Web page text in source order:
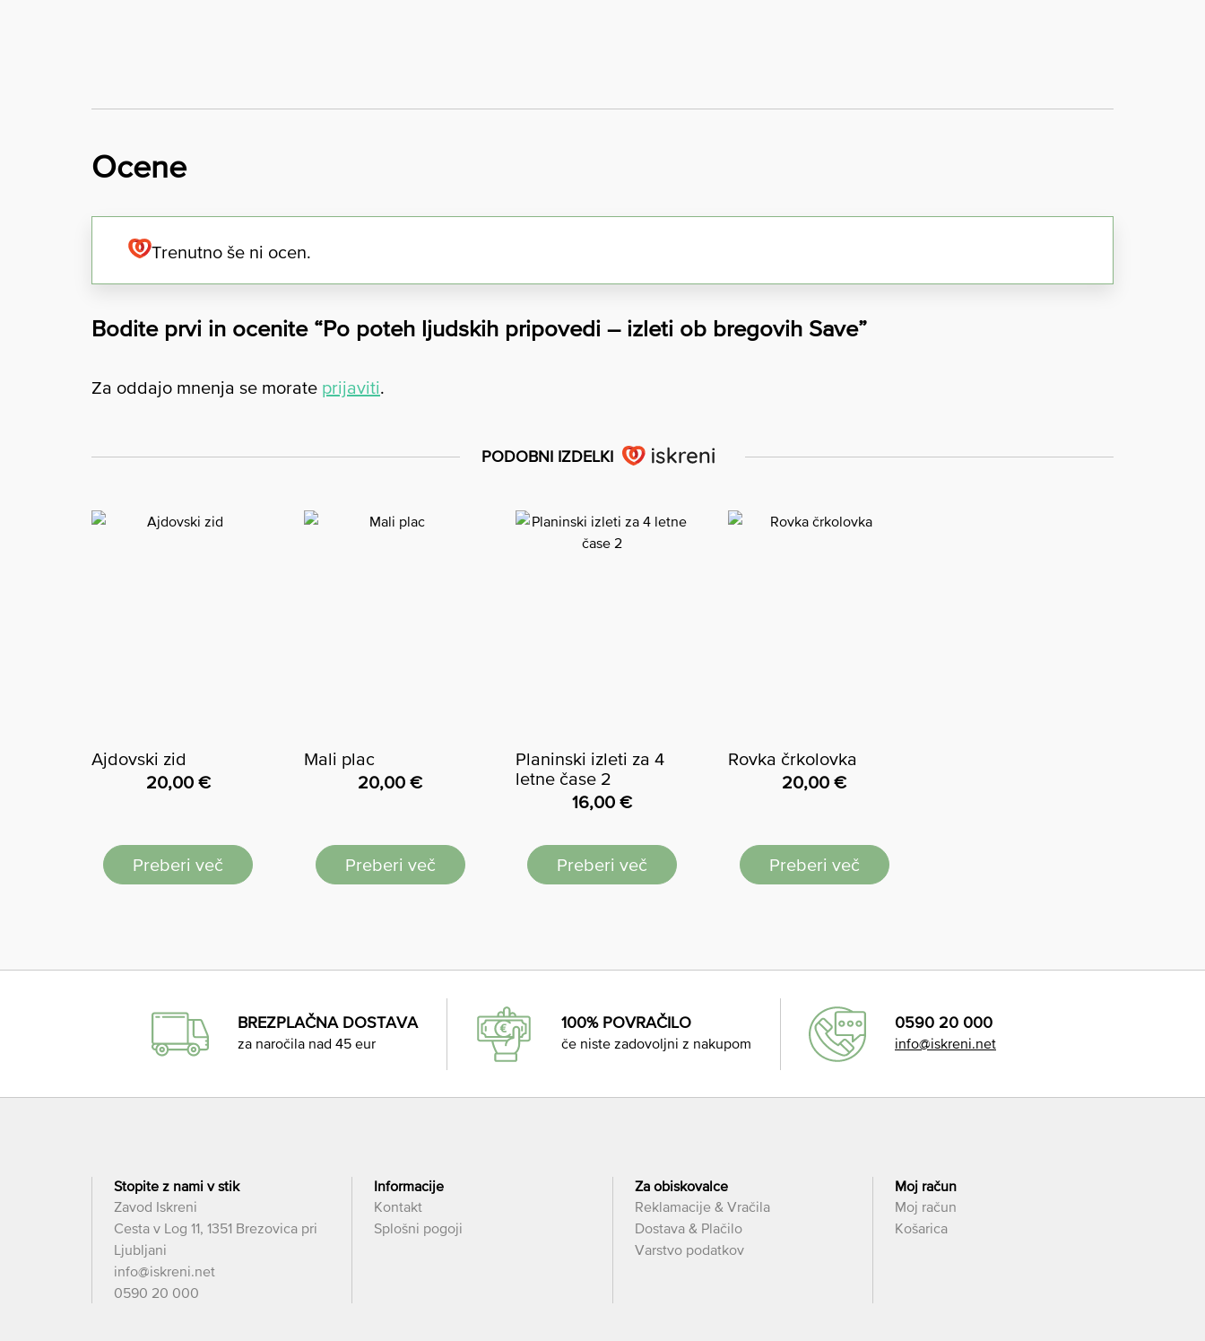
Ocene
Trenutno še ni ocen.
Bodite prvi in ocenite “Po poteh ljudskih pripovedi – izleti ob bregovih Save”
Za oddajo mnenja se morate prijaviti.
PODOBNI IZDELKI
Ajdovski zid
20,00 €
Preberi več
Mali plac
20,00€
Preberi več
Planinski izleti za 4
letne čase 2
16,00€
Preberi več
Rovka črkolovka
20,00€
Preberi več
BREZPLAČNA DOSTAVA
za naročila nad 45 eur
100% POVRAČILO
če niste zadovoljni z nakupom
0590 20 000
info@iskreni.net
Stopite z nami v stik
Zavod Iskreni
Cesta v Log 11, 1351 Brezovica pri
Ljubljani
info@iskreni.net
0590 20 000
Informacije
Kontakt
Splošni pogoji
Za obiskovalce
Reklamacije & Vračila
Dostava & Plačilo
Varstvo podatkov
Moj račun
Moj račun
Košarica